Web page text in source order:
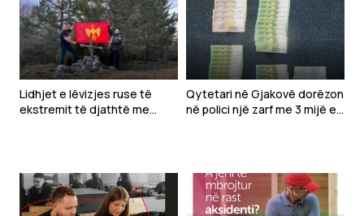
Lidhjet e lëvizjes ruse të
ekstremit të djathtë me
Qytetari në Gjakovë dorëzon
në polici një zarf me 3 mijë e